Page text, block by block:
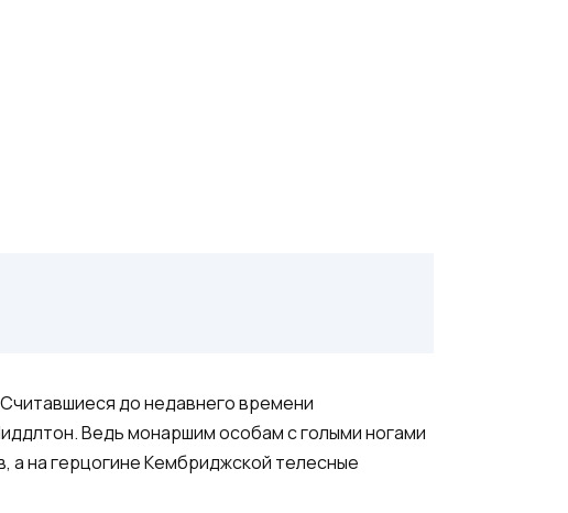
до недавнего времени
Ведь монаршим особам с голыми ногами
а на герцогине Кембриджской телесные